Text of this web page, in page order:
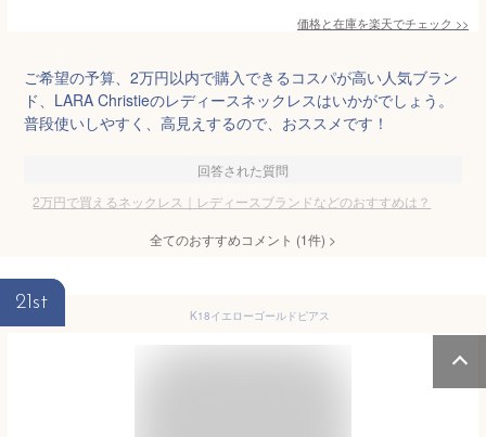
価格と在庫を楽天でチェック >>
ご希望の予算、2万円以内で購入できるコスパが高い人気ブラン
ド、LARA Christieのレディースネックレスはいかがでしょう。
普段使いしやすく、高見えするので、おススメです！
回答された質問
2万円で買えるネックレス｜レディースブランドなどのおすすめは？
全てのおすすめコメント (1件) >
21st
K18イエローゴールドピアス